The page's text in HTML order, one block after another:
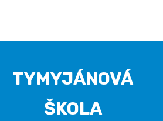
TYMYJÁNOVÁ
ŠKOLA